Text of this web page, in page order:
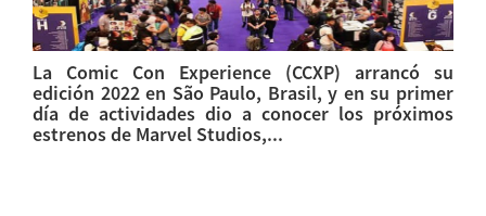
La Comic Con Experience (CCXP) arrancó su
edición 2022 en São Paulo, Brasil, y en su primer
día de actividades dio a conocer los próximos
estrenos de Marvel Studios,...